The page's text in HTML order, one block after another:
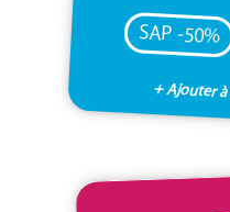
SAP -50%
+ Ajouter